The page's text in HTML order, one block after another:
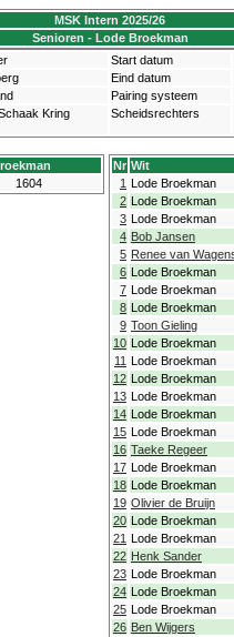
MSK Intern 2025/26
Senioren - Lode Broekman
Start datum
Eind datum
Pairing systeem
Kring Scheidsrechters
1604
Nr Wit
1 Lode Broekman
2 Lode Broekman
3 Lode Broekman
4 Bob Jansen
5 Renee van
6 Lode Broekman
7 Lode Broekman
8 Lode Broekman
9 Toon Gieling
10 Lode Broekman
11 Lode Broekman
12 Lode Broekman
13 Lode Broekman
14 Lode Broekman
15 Lode Broekman
16 Taeke Regeer
17 Lode Broekman
18 Lode Broekman
19 Olivier de Bruijn
20 Lode Broekman
21 Lode Broekman
22 Henk Sander
23 Lode Broekman
24 Lode Broekman
25 Lode Broekman
26 Ben Wijgers